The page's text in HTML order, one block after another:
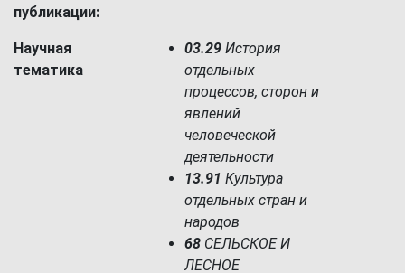
публикации:
Научная
тематика
03.29 История
отдельных
процессов, сторон и
явлений
человеческой
деятельности
13.91 Культура
отдельных стран и
народов
68 СЕЛЬСКОЕ И
ЛЕСНОЕ